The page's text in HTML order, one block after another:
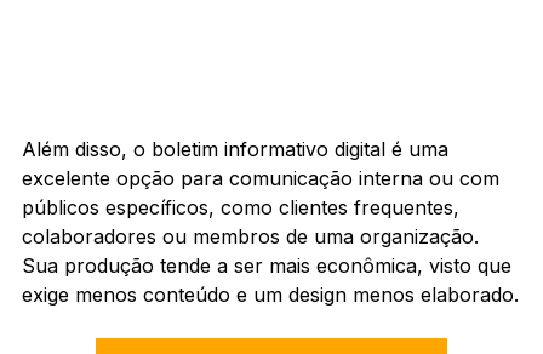
Além disso, o boletim informativo digital é uma
excelente opção para comunicação interna ou com
públicos específicos, como clientes frequentes,
colaboradores ou membros de uma organização.
Sua produção tende a ser mais econômica, visto que
exige menos conteúdo e um design menos elaborado.